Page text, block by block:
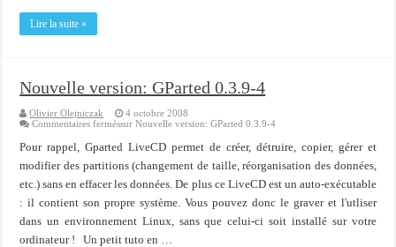
Importer du contenu XML dans une table SQL serveur
Lire la suite »
Nouvelle version: GParted 0.3.9-4
Olivier Olejniczak
4 octobre 2008
Commentaires ferméssur Nouvelle version: GParted 0.3.9-4
Pour rappel, Gparted LiveCD permet de créer, détruire, copier, gérer et
modifier des partitions (changement de taille, réorganisation des données,
etc.) sans en effacer les données. De plus ce LiveCD est un auto-exécutable
: il contient son propre système. Vous pouvez donc le graver et l'utliser
dans un environnement Linux, sans que celui-ci soit installé sur votre
ordinateur ! Un petit tuto en …